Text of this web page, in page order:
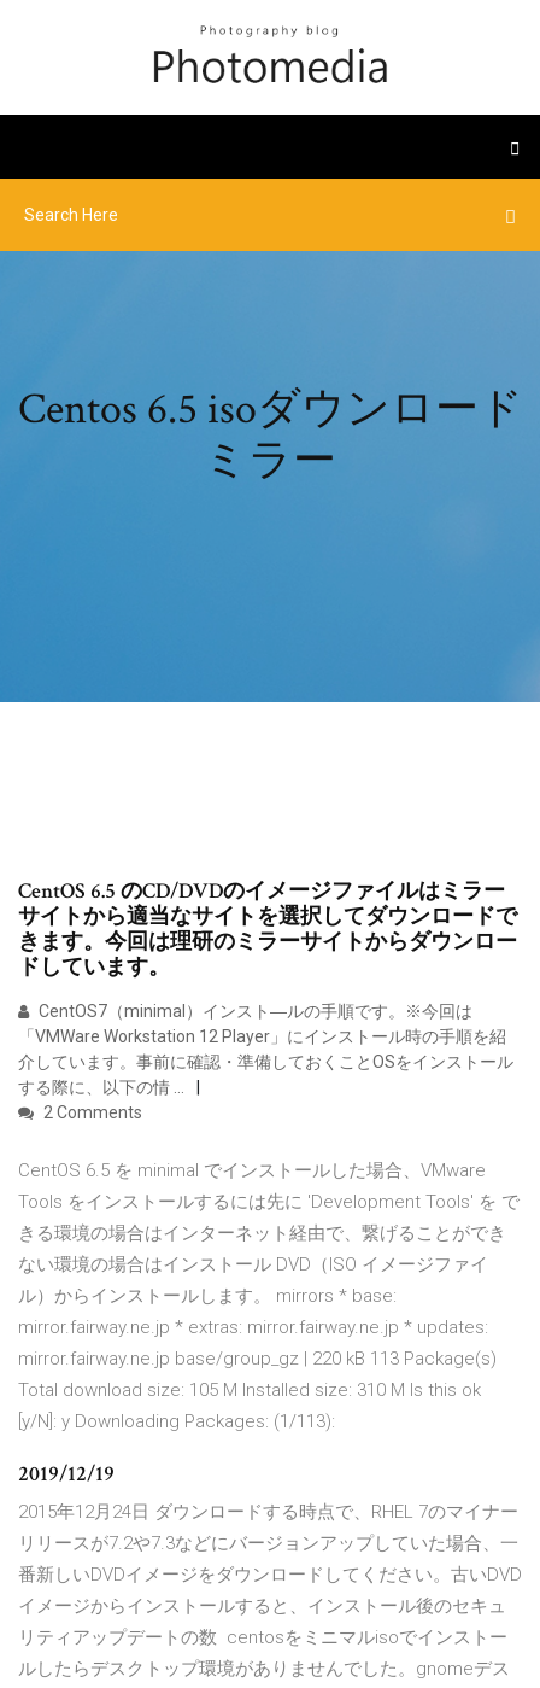
Centos 6.5 isoダウンロード
ミラー
CentOS 6.5 のCD/DVDのイメージファイルはミラー
サイトから適当なサイトを選択してダウンロードで
きます。今回は理研のミラーサイトからダウンロー
ドしています。
CentOS7（minimal）インスト―ルの手順です。※今回は
「VMWare Workstation 12 Player」にインストール時の手順を紹
介しています。事前に確認・準備しておくことOSをインストール
する際に、以下の情 …
2 Comments
CentOS 6.5 を minimal でインストールした場合、VMware
Tools をインストールするには先に 'Development Tools' を で
きる環境の場合はインターネット経由で、繋げることができ
ない環境の場合はインストール DVD（ISO イメージファイ
ル）からインストールします。 mirrors * base:
mirror.fairway.ne.jp * extras: mirror.fairway.ne.jp * updates:
mirror.fairway.ne.jp base/group_gz | 220 kB 113 Package(s)
Total download size: 105 M Installed size: 310 M Is this ok
[y/N]: y Downloading Packages: (1/113):
2019/12/19
2015年12月24日 ダウンロードする時点で、RHEL 7のマイナー
リリースが7.2や7.3などにバージョンアップしていた場合、一
番新しいDVDイメージをダウンロードしてください。古いDVD
イメージからインストールすると、インストール後のセキュ
リティアップデートの数 centosをミニマルisoでインストー
ルしたらデスクトップ環境がありませんでした。gnomeデス